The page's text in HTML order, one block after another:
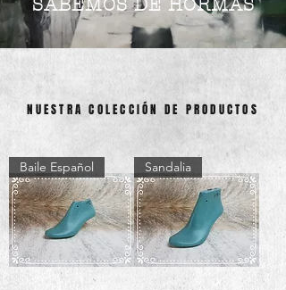
SABEMOS DE HORMAS
NUESTRA COLECCIÓN DE PRODUCTOS
Baile Español Sandalia